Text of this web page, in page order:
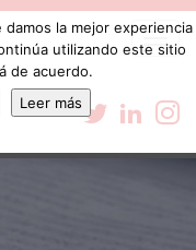
la mejor experiencia
utilizando este sitio
de acuerdo.
Leer más